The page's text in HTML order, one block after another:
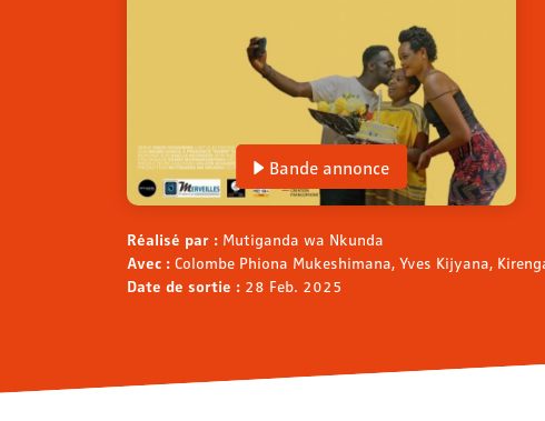
Bande annonce
Réalisé par : Mutiganda wa Nkunda
Avec : Colombe Phiona Mukeshimana, Yves Kijyana,
Date de sortie : 28 Feb. 2025